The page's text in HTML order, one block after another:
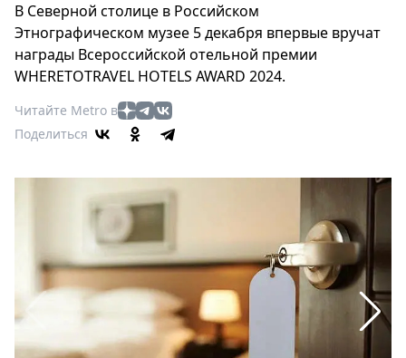
Туризм
Мода
Театр
Кино
Афиша
Книги
Выставки
Пресс-
релизы
О
Metro
Стримы
Спецпроекты
Звезды
В Северной столице в Российском
Этнографическом музее 5 декабря впервые вручат
награды Всероссийской отельной премии
WHERETOTRAVEL HOTELS AWARD 2024.
Читайте Metro в
Поделиться